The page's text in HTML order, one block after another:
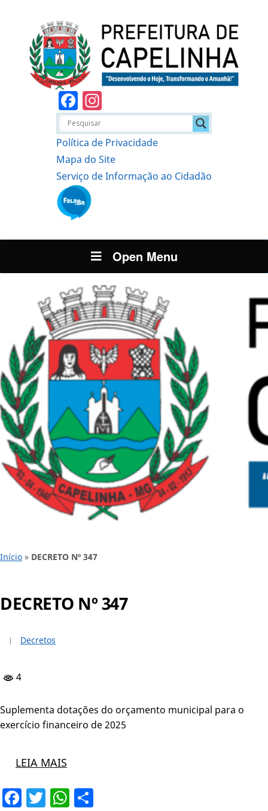
Facebook
Política de Privacidade
Mapa do Site
Serviço de Informação ao Cidadão
Open Menu
Início » DECRETO Nº 347
DECRETO Nº 347
Decretos
4
Suplementa dotações do orçamento municipal para o
exercício financeiro de 2025
LEIA MAIS
Facebook
TwitterWhatsApp